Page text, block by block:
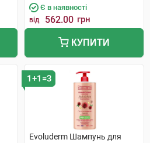
Є в наявності
від 562.00 грн
КУПИТИ
1+1=3
Evoluderm Шампунь для